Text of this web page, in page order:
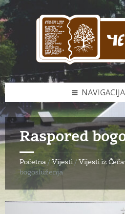
Skip
to
content
Skip
to
left
sidebar
Skip
to
footer
NAVIGACIJA
Raspored
Početna / Vijesti / Vijesti iz
bogosluženja